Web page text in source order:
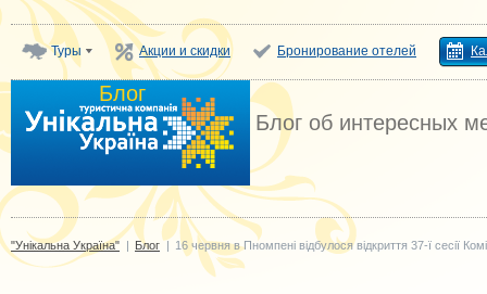
Туры Акции и скидки Бронирование отелей
"Унікальна Україна"
Блог
Блог об интересных
"Унікальна Україна" | Блог | 16 червня в Пномпені відбулося відкриття 37-ї сесії